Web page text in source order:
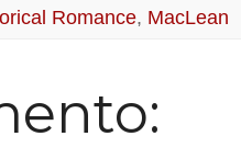
Romance, MacLean